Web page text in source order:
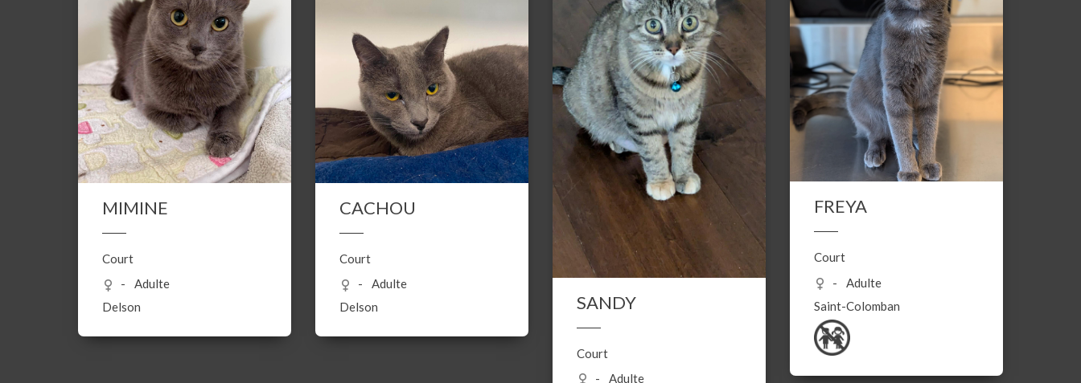
MIMINE
Court
Adulte
Delson
CACHOU
Court
Adulte
Delson
SANDY
Court
Adulte
FREYA
Court
Adulte
Saint-Colomban